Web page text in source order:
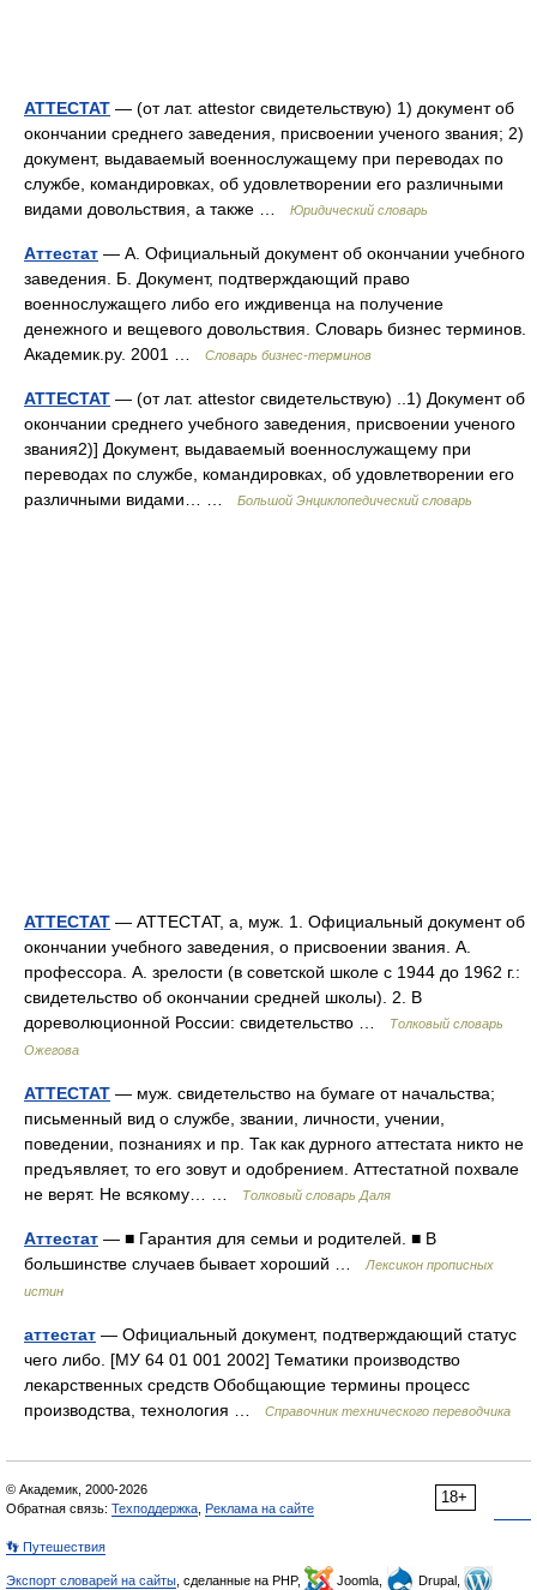
АТТЕСТАТ — (от лат. attestor свидетельствую) 1) документ об
окончании среднего заведения, присвоении ученого звания; 2)
документ, выдаваемый военнослужащему при переводах по
службе, командировках, об удовлетворении его различными
видами довольствия, а также …
Юридический словарь
Аттестат — А. Официальный документ об окончании учебного
заведения. Б. Документ, подтверждающий право
военнослужащего либо его иждивенца на получение
денежного и вещевого довольствия. Словарь бизнес терминов.
Академик.ру. 2001 …
Словарь бизнес-терминов
АТТЕСТАТ — (от лат. attestor свидетельствую) ..1) Документ об
окончании среднего учебного заведения, присвоении ученого
звания2)] Документ, выдаваемый военнослужащему при
переводах по службе, командировках, об удовлетворении его
различными видами… …
Большой Энциклопедический словарь
АТТЕСТАТ — АТТЕСТАТ, а, муж. 1. Официальный документ об
окончании учебного заведения, о присвоении звания. А.
профессора. А. зрелости (в советской школе с 1944 до 1962 г.:
свидетельство об окончании средней школы). 2. В
дореволюционной России: свидетельство …
Толковый словарь
Ожегова
АТТЕСТАТ — муж. свидетельство на бумаге от начальства;
письменный вид о службе, звании, личности, учении,
поведении, познаниях и пр. Так как дурного аттестата никто не
предъявляет, то его зовут и одобрением. Аттестатной похвале
не верят. Не всякому… …
Толковый словарь Даля
Аттестат — ■ Гарантия для семьи и родителей. ■ В
большинстве случаев бывает хороший …
Лексикон прописных
истин
аттестат — Официальный документ, подтверждающий статус
чего либо. [МУ 64 01 001 2002] Тематики производство
лекарственных средств Обобщающие термины процесс
производства, технология …
Справочник технического переводчика
18+
© Академик, 2000-2026
Обратная связь: Техподдержка Реклама на сайте
👣 Путешествия
Экспорт словарей на сайты , сделанные на PHP, Joomla, Drupal,